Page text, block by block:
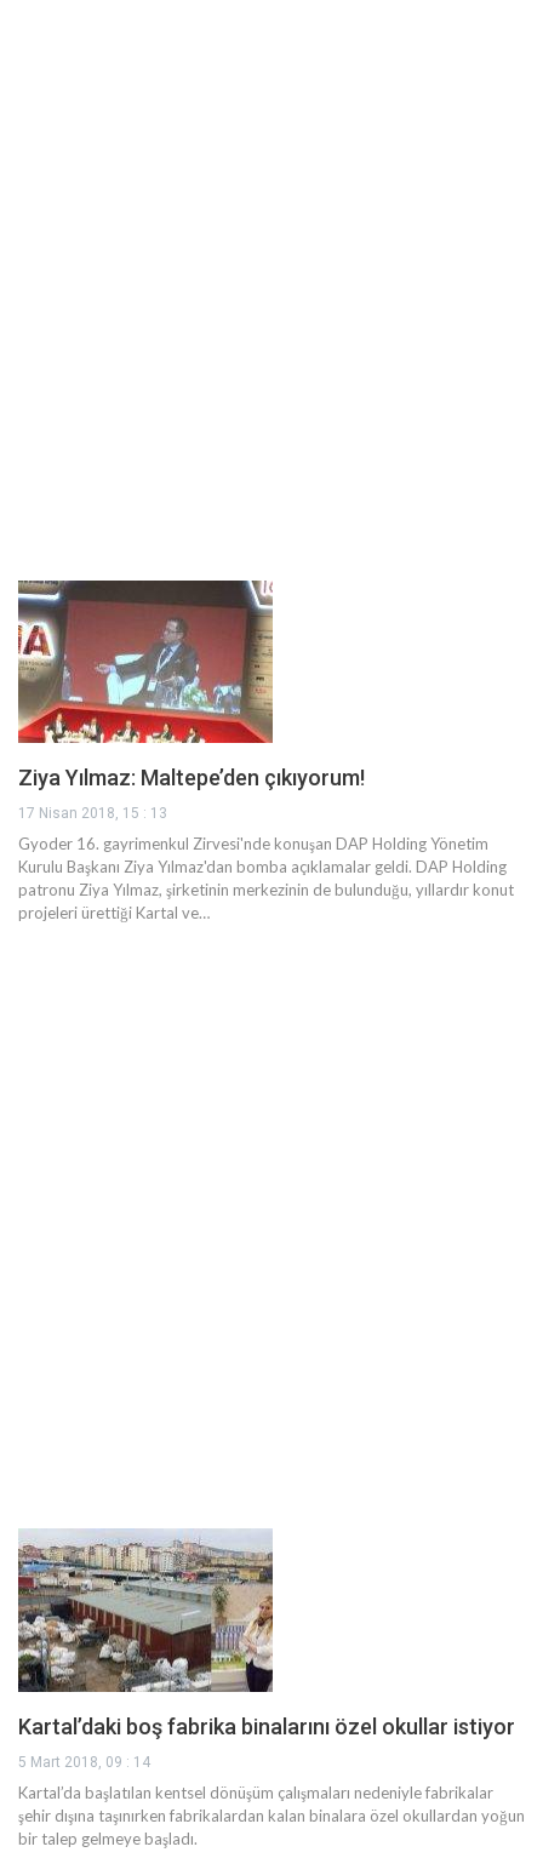
Ziya Yılmaz: Maltepe’den çıkıyorum!
17 Nisan 2018, 15 : 13
Gyoder 16. gayrimenkul Zirvesi'nde konuşan DAP Holding Yönetim
Kurulu Başkanı Ziya Yılmaz'dan bomba açıklamalar geldi. DAP Holding
patronu Ziya Yılmaz, şirketinin merkezinin de bulunduğu, yıllardır konut
projeleri ürettiği Kartal ve…
Kartal’daki boş fabrika binalarını özel okullar istiyor
5 Mart 2018, 09 : 14
Kartal’da başlatılan kentsel dönüşüm çalışmaları nedeniyle fabrikalar
şehir dışına taşınırken fabrikalardan kalan binalara özel okullardan yoğun
bir talep gelmeye başladı.